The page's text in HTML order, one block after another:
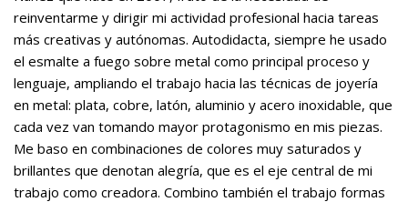
reinventarme y dirigir mi actividad profesional hacia tareas
más creativas y autónomas. Autodidacta, siempre he usado
el esmalte a fuego sobre metal como principal proceso y
lenguaje, ampliando el trabajo hacia las técnicas de joyería
en metal: plata, cobre, latón, aluminio y acero inoxidable, que
cada vez van tomando mayor protagonismo en mis piezas.
Me baso en combinaciones de colores muy saturados y
brillantes que denotan alegría, que es el eje central de mi
trabajo como creadora. Combino también el trabajo formas